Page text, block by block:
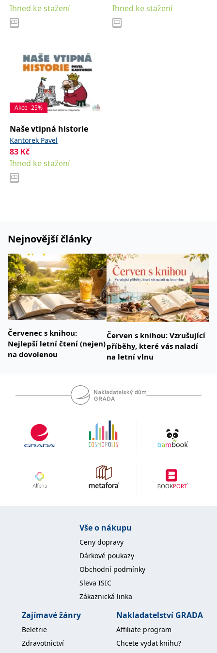
Ihned ke stažení
Ihned ke stažení
Akce -25%
Naše vtipná historie
Kantorek Pavel
83 Kč
Ihned ke stažení
Nejnovější články
Červenec s knihou:
Nejlepší letní čtení (nejen)
na dovolenou
Červen s knihou: Vzrušující
příběhy, které vás naladí
na letní vlnu
Vše o nákupu
Ceny dopravy
Dárkové poukazy
Obchodní podmínky
Sleva ISIC
Zákaznická linka
Zajímavé žánry
Beletrie
Zdravotnictví
Nakladatelství GRADA
Affiliate program
Chcete vydat knihu?
IDE
1 rok
Tento soubor cookie
.adform.net